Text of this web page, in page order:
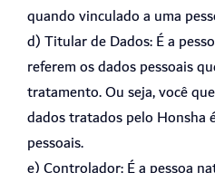
quando vinculado a uma
d) Titular de Dados: É a
referem os dados pessoais
tratamento. Ou seja, você
dados tratados pelo Honsha
pessoais.